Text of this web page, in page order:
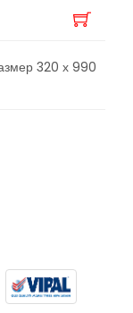
320 х 990